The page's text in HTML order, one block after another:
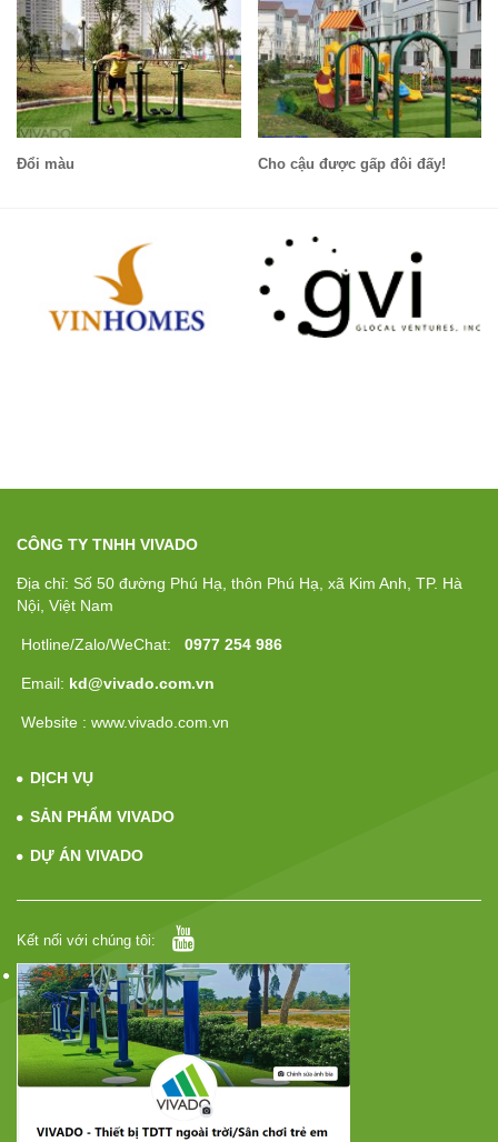
Đổi màu Cho cậu được gấp đôi đấy!
CÔNG TY TNHH VIVADO
Địa chỉ: Số 50 đường Phú Hạ, thôn Phú Hạ, xã Kim Anh, TP. Hà
Nội, Việt Nam
Hotline/Zalo/WeChat: 0977 254 986
Email: kd@vivado.com.vn
Website : www.vivado.com.vn
DỊCH VỤ
SẢN PHẨM VIVADO
DỰ ÁN VIVADO
Kết nối với chúng tôi: